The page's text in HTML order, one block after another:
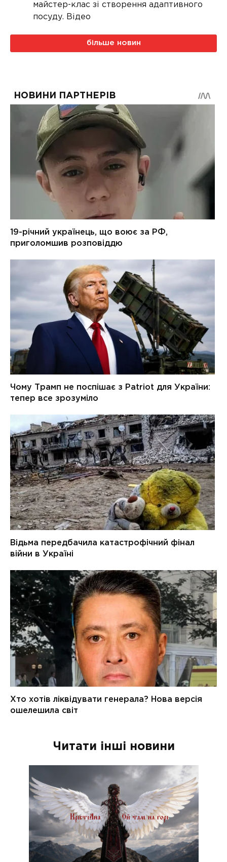
майстер-клас зі створення адаптивного
посуду. Відео
більше новин
Читати інші новини